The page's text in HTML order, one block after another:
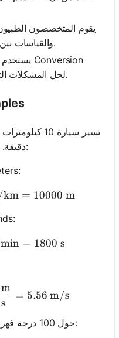
والقياسات بين النظامين المتري والإمبراطوري.
tools لحل المشكلات التي تتضمن وحدات مختلفة.
دقيقة. لإيجاد سرعتها بالأمتار في الثانية:
\text{ km} \times
km = 10000 m
\text{ min} \times
= 1800 s
=
s
m
= 5.56 m/s
: حول 100 درجة فهرنهايت إلى مئوية: